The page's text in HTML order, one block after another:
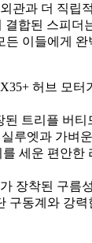
관과 더 직립
결합된 스피더
든 이들에게 완
허브 모터
된 트리플 버
루엣과 가벼운
세운 편안한
장착된 구름
구동계와 강력